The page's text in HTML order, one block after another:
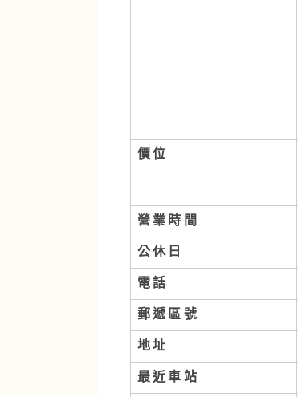
價位
營業時間
公休日
電話
郵遞區號
地址
最近車站